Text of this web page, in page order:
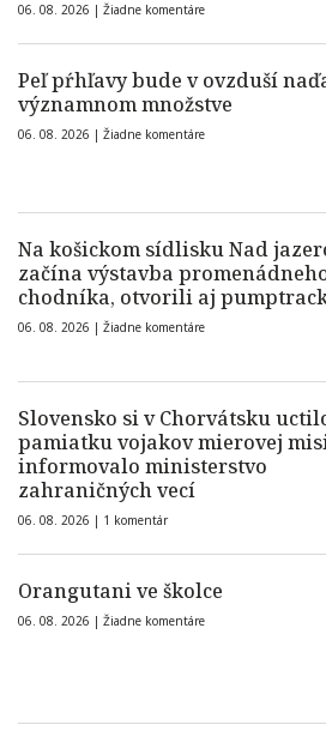
06. 08. 2026 | Žiadne komentáre
Peľ pŕhľavy bude v ovzduší
významnom množstve
06. 08. 2026 | Žiadne komentáre
Na košickom sídlisku Nad
začína výstavba
chodníka, otvorili aj
06. 08. 2026 | Žiadne komentáre
Slovensko si v Chorvátsku
pamiatku vojakov mierovej
informovalo ministerstvo
zahraničných vecí
06. 08. 2026 | 1 komentár
Orangutani ve školce
06. 08. 2026 | Žiadne komentáre